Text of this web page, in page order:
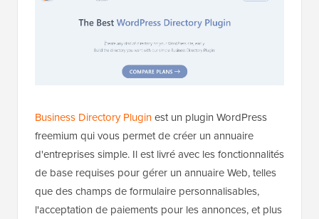
Business Directory Pluginest un plugin WordPress
freemium qui vous permet de créer un annuaire
d'entreprises simple. Il est livré avec les fonctionnalités
de base requises pour gérer un annuaire Web, telles
que des champs de formulaire personnalisables,
l'acceptation de paiements pour les annonces, et plus